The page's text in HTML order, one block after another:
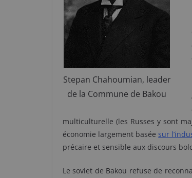
Stepan Chahoumian, leader
de la Commune de Bakou
multiculturelle (les Russes y sont
économie largement basée sur
précaire et sensible aux discours
Le soviet de Bakou refuse de